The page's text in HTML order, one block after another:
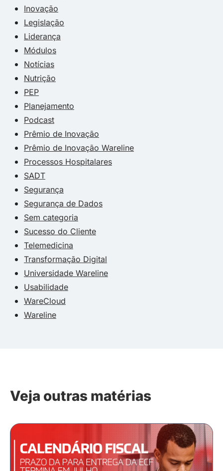
Inovação
Legislação
Liderança
Módulos
Notícias
Nutrição
PEP
Planejamento
Podcast
Prêmio de Inovação
Prêmio de Inovação Wareline
Processos Hospitalares
SADT
Segurança
Segurança de Dados
Sem categoria
Sucesso do Cliente
Telemedicina
Transformação Digital
Universidade Wareline
Usabilidade
WareCloud
Wareline
Veja outras matérias